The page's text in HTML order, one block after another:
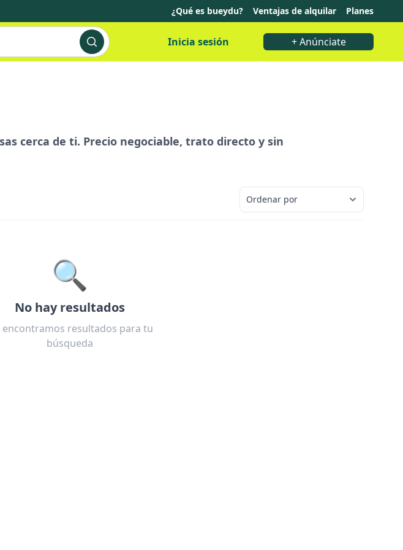
¿Qué es bueydu? Ventajas de alquilar Planes
Inicia sesión + Anúnciate
cerca de ti. Precio negociable, trato directo y sin
🔍
No hay resultados
encontramos resultados para tu
búsqueda